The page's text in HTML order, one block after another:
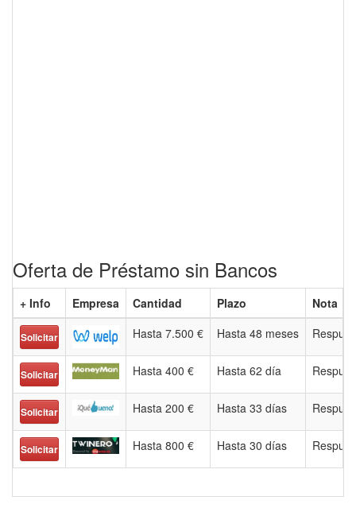
Oferta de Préstamo sin Bancos
+ Info Empresa Cantidad Plazo Nota
Solicitar Hasta 7.500 € Hasta 48 meses
Solicitar Hasta 400 € Hasta 62 día
Solicitar Hasta 200 € Hasta 33 días
Solicitar Hasta 800 € Hasta 30 días